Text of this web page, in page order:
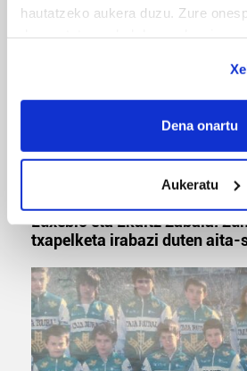
hautatzeko aukera duzu. Zure
If you allow, we would also like to:
Collect information about
meters
Identify your device by
specific characteristics
Find out more about how your
Guk eta gure bazkideek zure datu
prozesatzen ditugu, zure IP
teknologia erabiliz, cookieak
pertsonalizatuak eskaintzeko,
Dena onartu
Aukeratu
Euxebio eta Ekaitz Zabala:
txapelketa irabazi duten aita-